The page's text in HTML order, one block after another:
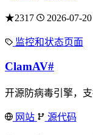
★2317 2026-07-20
监控和状态页面
ClamAV#
开源防病毒引擎，
网站 源代码